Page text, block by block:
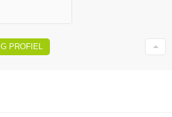
PROFIEL